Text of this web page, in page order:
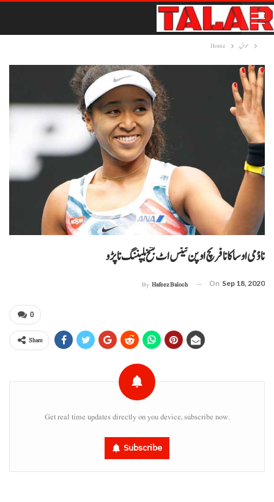
Home حوال
ناؤمی اوساکا نا فرنچ اوپن ٹینس اٹ بشخ ہلپننگ نا پڑو
By Hafeez Baloch On Sep 18, 2020
0
Share
Get real time updates directly on you device, subscribe now.
Subscribe